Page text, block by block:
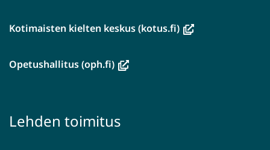
Kotimaisten kielten keskus (kotus.fi)(avautuu
Opetushallitus (oph.fi)(avautuu
toiseen
Lehden toimitus